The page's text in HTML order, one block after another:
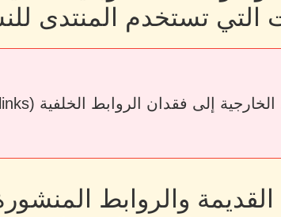
التي تستخدم المنتدى
والروابط